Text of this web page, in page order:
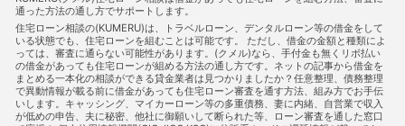
査に通る
借金あっても審査に通る方法
借金あっても通る
借金あっても通る方法
借金があってもロ
ーンに通る
借金があってもローンに通る方法
借金があって
もローン審査に通る
借金があってもローン審査に通る方法
借金があっても住宅ローンに通る
借金があっても住宅ローンに
通る方法
借金があっても住宅ローンを組む
借金があっても
住宅ローン審査に通る
借金があっても住宅ローン審査に通る方
法
借金があっても住宅ローン審査に通る方法
借金があって
通った方法の通し方でサポートします。
住宅ローン相談の(KUMERU)は、トラベルローン、デンタルローン等の借金をして
いる状態でも、住宅ローンを組むことは可能です。 ただし、借金の金額と種類によ
っては、審査に通らない可能性があります。(クメル)なら、手付金も無くリボ払い
の借金があっても住宅ローンが組める方法の通し方です。ネットの記事から借金を
まとめる一本化の相談ができる貸金業者は見つかりましたか？任意整理、債務整理
で異動情報が載る前に借金があっても住宅ローン審査を通す方法、組み方でお手伝
いします。キャッシング、マイカーローン等の多重債務、妻に内緒、自営業で収入
が低めの申告、夫に秘密、他社に御願いして断られた等、ローン審査を通した窓口